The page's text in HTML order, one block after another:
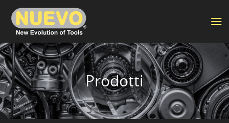
Prodotti